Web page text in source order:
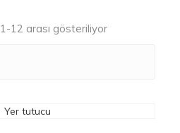
12 arası gösteriliyor